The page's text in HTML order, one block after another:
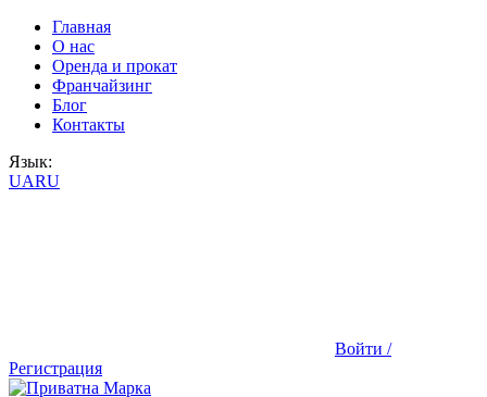
Главная
О нас
Оренда и прокат
Франчайзинг
Блог
Контакты
Язык:
UARU
Войти /
Регистрация